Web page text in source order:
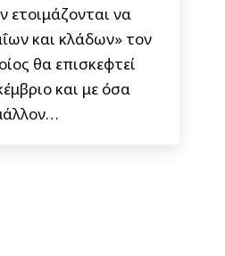
ετοιμάζονται να
και κλάδων» τον
θα επισκεφτεί
και με όσα